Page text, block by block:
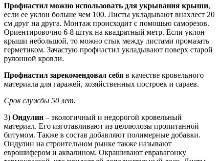
Профнастил можно использовать для укрывания крыши,
если ее уклон больше чем 100. Листы укладывают внахлест 20
см друг на друга. Монтаж происходит с помощью саморезов.
Ориентировочно 6-8 штук на квадратный метр. Если уклон
крыши небольшой, то можно стык между листами промазать
герметиком. Зачастую профнастил укладывают поверх старой
рулонной кровли.
Профнастил зарекомендовал себя в качестве кровельного
материала для гаражей, хозяйственных построек и сараев.
Срок службы 50 лет.
3) Ондулин – экологичный и недорогой кровельный
материал. Его изготавливают из целлюлозы пропитанной
битумом. Также в состав добавляют полимерные добавки.
Ондулин на строительном рынке также называют
еврошифером и аквалином. Окрашивают евравагонку